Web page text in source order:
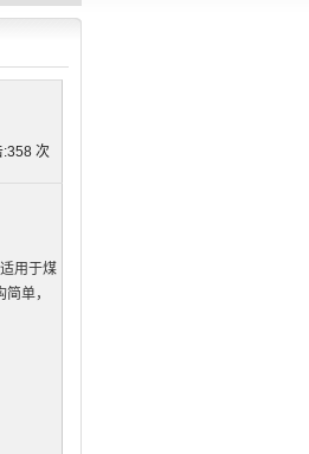
:358 次
用于煤
单，